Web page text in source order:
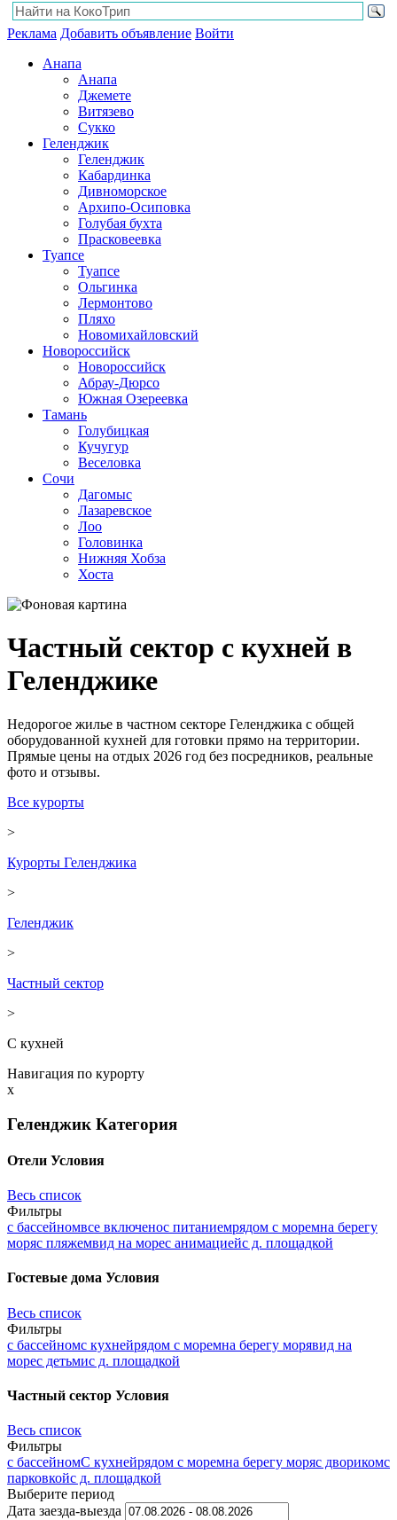
Реклама Добавить объявление Войти
Анапа
Анапа
Джемете
Витязево
Сукко
Геленджик
Геленджик
Кабардинка
Дивноморское
Архипо-Осиповка
Голубая бухта
Прасковеевка
Туапсе
Туапсе
Ольгинка
Лермонтово
Пляхо
Новомихайловский
Новороссийск
Новороссийск
Абрау-Дюрсо
Южная Озереевка
Тамань
Голубицкая
Кучугур
Веселовка
Сочи
Дагомыс
Лазаревское
Лоо
Головинка
Нижняя Хобза
Хоста
Частный сектор с кухней в
Геленджике
Недорогое жилье в частном секторе Геленджика с общей
оборудованной кухней для готовки прямо на территории.
Прямые цены на отдых 2026 год без посредников, реальные
фото и отзывы.
Все курорты
>
Курорты Геленджика
>
Геленджик
>
Частный сектор
>
С кухней
Навигация по курорту
x
Геленджик Категория
Отели Условия
Весь список
Фильтры
с бассейномвсе включенос питаниемрядом с моремна берегу
моряс пляжемвид на морес анимациейс д. площадкой
Гостевые дома Условия
Весь список
Фильтры
с бассейномс кухнейрядом с моремна берегу морявид на
морес детьмис д. площадкой
Частный сектор Условия
Весь список
Фильтры
с бассейномС кухнейрядом с моремна берегу моряс дворикомс
парковкойс д. площадкой
Выберите период
Дата заезда-выезда